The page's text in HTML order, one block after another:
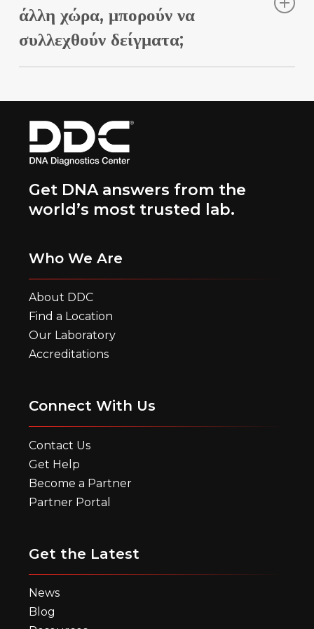
άλλη χώρα, μπορούν να
συλλεχθούν δείγματα;
Get DNA answers from the
world’s most trusted lab.
Who We Are
About DDC
Find a Location
Our Laboratory
Accreditations
Connect With Us
Contact Us
Get Help
Become a Partner
Partner Portal
Get the Latest
News
Blog